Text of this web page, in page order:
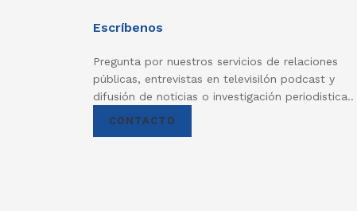
Escríbenos
Pregunta por nuestros servicios de relaciones
públicas, entrevistas en televisilón podcast y
difusión de noticias o investigación periodistica..
CONTACTO